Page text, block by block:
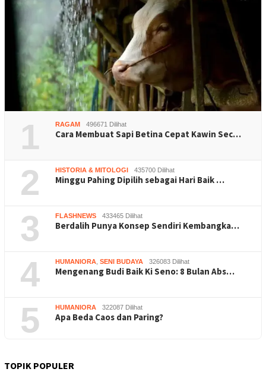
1 RAGAM 496671 Dilihat
Cara Membuat Sapi Betina Cepat Kawin Sec…
2 HISTORIA & MITOLOGI 435700 Dilihat
Minggu Pahing Dipilih sebagai Hari Baik …
3 FLASHNEWS 433465 Dilihat
Berdalih Punya Konsep Sendiri Kembangka…
4 HUMANIORA SENI BUDAYA 326083 Dilihat
Mengenang Budi Baik Ki Seno: 8 Bulan Abs…
5 HUMANIORA 322087 Dilihat
Apa Beda Caos dan Paring?
TOPIK POPULER